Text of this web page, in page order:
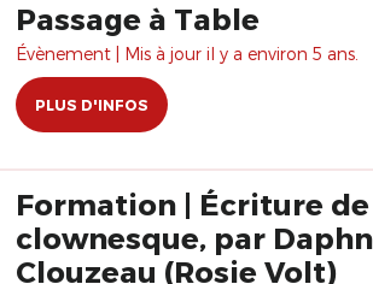
Passage à Table
Évènement | Mis à jour il y a environ 5 ans.
PLUS D'INFOS
Formation | Écriture
clownesque, par
Clouzeau (Rosie Volt)